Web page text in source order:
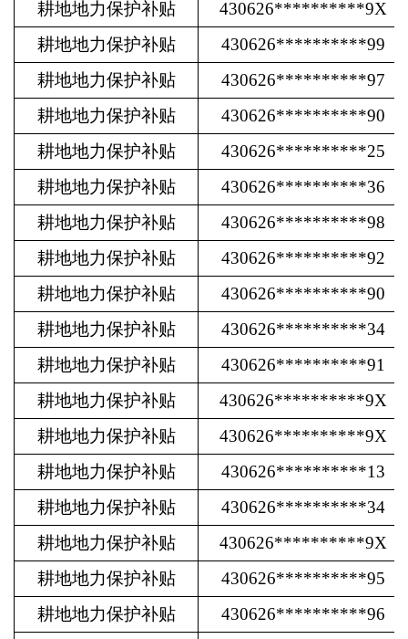
耕地地力保护补贴
430626**********9X
耕地地力保护补贴
430626**********99
耕地地力保护补贴
430626**********97
耕地地力保护补贴
430626**********90
耕地地力保护补贴
430626**********25
耕地地力保护补贴
430626**********36
耕地地力保护补贴
430626**********98
耕地地力保护补贴
430626**********92
耕地地力保护补贴
430626**********90
耕地地力保护补贴
430626**********34
耕地地力保护补贴
430626**********91
耕地地力保护补贴
430626**********9X
耕地地力保护补贴
430626**********9X
耕地地力保护补贴
430626**********13
耕地地力保护补贴
430626**********34
耕地地力保护补贴
430626**********9X
耕地地力保护补贴
430626**********95
耕地地力保护补贴
430626**********96